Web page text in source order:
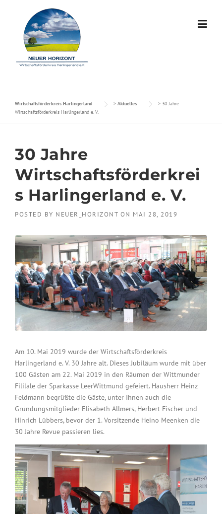
Wirtschaftsförderkreis Harlingerland > Aktuelles > 30 Jahre
Wirtschaftsförderkreis Harlingerland e. V.
30 Jahre
Wirtschaftsförderkrei
s Harlingerland e. V.
POSTED BY NEUER_HORIZONT ON MAI 28, 2019
Am 10. Mai 2019 wurde der Wirtschaftsförderkreis
Harlingerland e. V. 30 Jahre alt. Dieses Jubiläum wurde mit über
100 Gästen am 22. Mai 2019 in den Räumen der Wittmunder
Fililale der Sparkasse LeerWittmund gefeiert. Hausherr Heinz
Feldmann begrüßte die Gäste, unter Ihnen auch die
Gründungsmitglieder Elisabeth Allmers, Herbert Fischer und
Hinrich Lübbers, bevor der 1. Vorsitzende Heino Meenken die
30 Jahre Revue passieren lies.